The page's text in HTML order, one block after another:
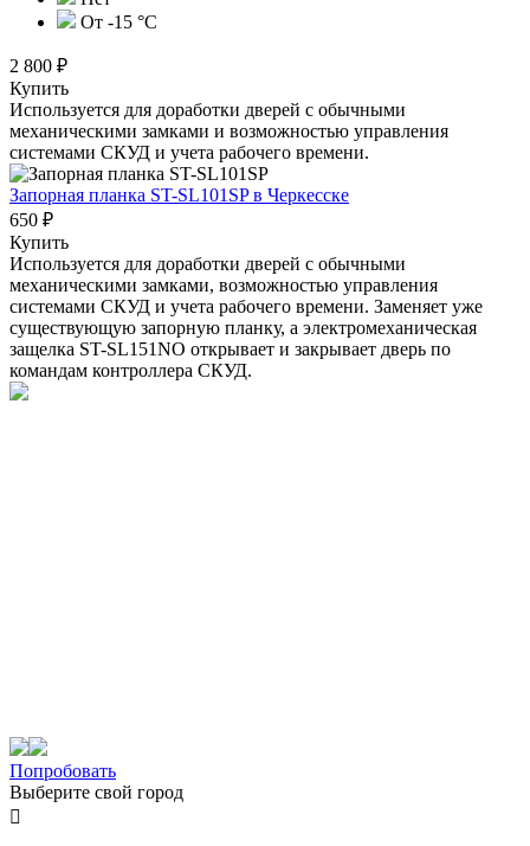
От -15 °C
2 800 ₽
Купить
Используется для доработки дверей с обычными
механическими замками и возможностью управления
системами СКУД и учета рабочего времени.
Запорная планка ST-SL101SPв Черкесске
650 ₽
Купить
Используется для доработки дверей с обычными
механическими замками, возможностью управления
системами СКУД и учета рабочего времени. Заменяет уже
существующую запорную планку, а электромеханическая
защелка ST-SL151NO открывает и закрывает дверь по
командам контроллера СКУД.
Попробовать
Выберите свой город
